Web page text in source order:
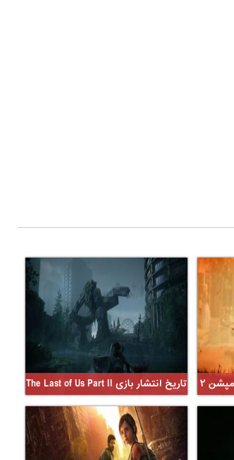
۲ تاریخ انتشار بازی The Last of Us Part II